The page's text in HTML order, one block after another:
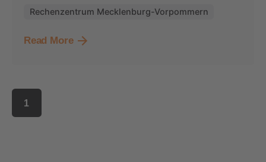
Rechenzentrum Mecklenburg-Vorpommern
Read More
1